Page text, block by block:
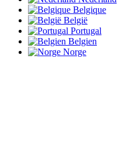
Belgique
België
Portugal
Belgien
Norge